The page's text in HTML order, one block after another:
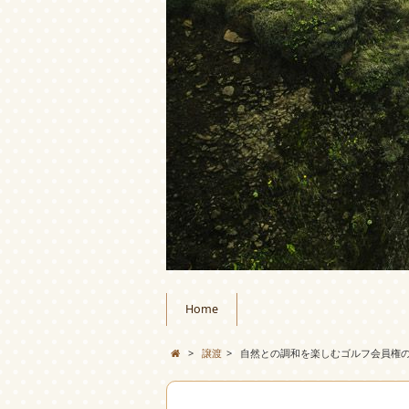
Home
> 譲渡 > 自然との調和を楽しむゴルフ会員権